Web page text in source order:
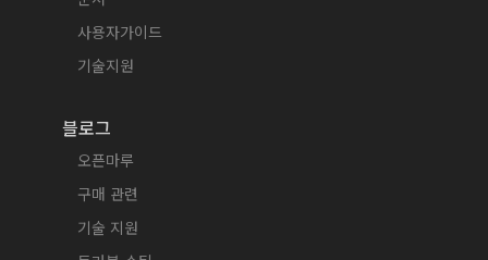
사용자가이드
기술지원
블로그
오픈마루
구매 관련
기술 지원